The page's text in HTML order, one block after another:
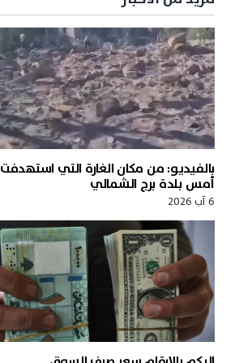
بالفيديو: من مكان الغارة التي استهدفت
أمس بلدة برج الشمالي
6 آب 2026